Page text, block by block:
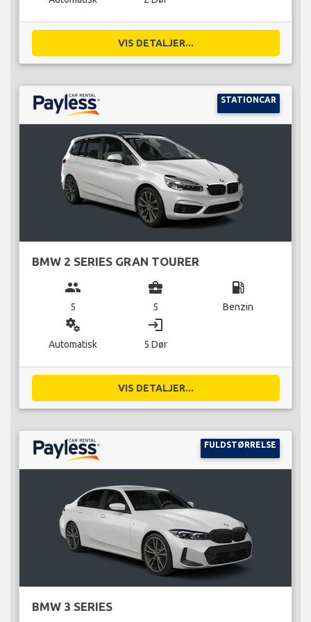
VIS DETALJER...
STATIONCAR
BMW 2 SERIES GRAN TOURER
group
5
business_center
5
local_gas_station
Benzin
miscellaneous_services
Automatisk
login
5 Dør
VIS DETALJER...
FULDSTØRRELSE
BMW 3 SERIES